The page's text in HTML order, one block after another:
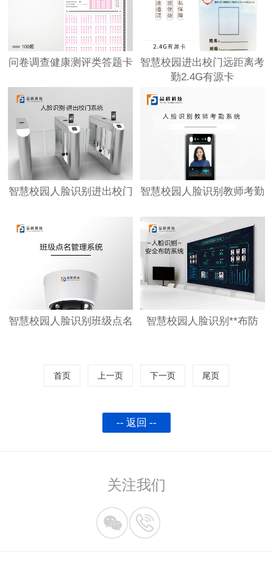
问卷调查健康测评类答题卡
智慧校园进出校门远距离考
勤2.4G有源卡
智慧校园人脸识别进出校门 智慧校园人脸识别教师考勤
智慧校园人脸识别班级点名 智慧校园人脸识别**布防
首页 上一页 下一页 尾页
-- 返回 --
关注我们